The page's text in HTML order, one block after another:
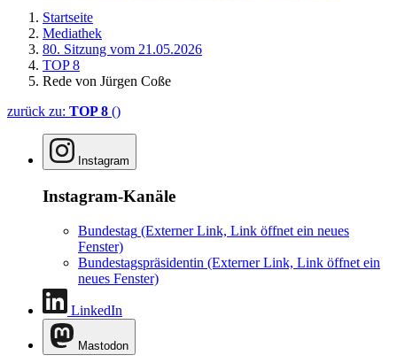
Startseite
Mediathek
80. Sitzung vom 21.05.2026
TOP 8
Rede von Jürgen Coße
zurück zu: TOP 8 ()
Instagram
Instagram-Kanäle
Bundestag (Externer Link, Link öffnet ein neues
Fenster)
Bundestagspräsidentin (Externer Link, Link öffnet ein
neues Fenster)
LinkedIn
Mastodon